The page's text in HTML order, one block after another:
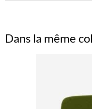
Dans la même